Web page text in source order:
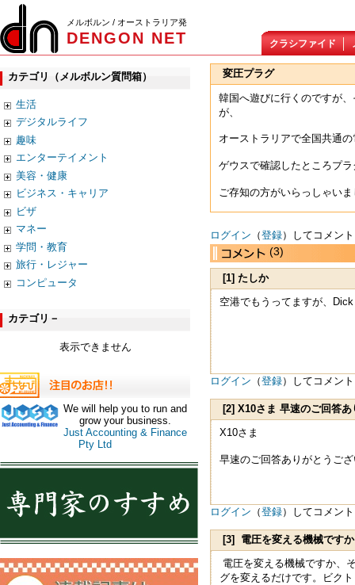
メルボルン / オーストラリア発
DENGON NET クラシファイド
カテゴリ（メルボルン質問箱）
生活
デジタルライフ
趣味
エンターテイメント
美容・健康
ビジネス・キャリア
ビザ
マネー
学問・教育
旅行・レジャー
コンピュータ
カテゴリ－
表示できません
We will help you to run and
grow your business.
Just Accounting & Finance
Pty Ltd
変圧プラグ
韓国へ遊びに行くのですが
が、
オーストラリアで全国共通
ゲウスで確認したところプ
ご存知の方がいらっしゃい
ログイン （登録）してコメン
(3)
[1] たしか
空港でもうってますが、
ログイン （登録）してコメン
[2] X10さま 早速のご回答
い
X10さま
早速のご回答ありがとうご
ログイン （登録）してコメン
[3] 電圧を変える機械です
パソ
電圧を変える機械ですか、
グを変えるだけです。ビク